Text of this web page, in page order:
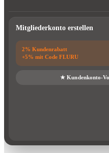
Mitgliederkonto erstellen